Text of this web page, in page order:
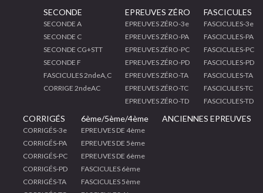
SECONDE
SECONDE A
SECONDE C
SECONDE CG+STT
SECONDE F
FASCICULES 2ndeA,C
CORRIGE 2ndeAC
EPREUVES ZÉRO
EPREUVES ZÉRO-3e
EPREUVES ZÉRO-PA
EPREUVES ZÉRO-PC
EPREUVES ZÉRO-PD
EPREUVES ZÉRO-TA
EPREUVES ZÉRO-TC
EPREUVES ZÉRO-TD
FASCICULES
FASCICULES-3e
FASCICULES-PA
FASCICULES-PC
FASCICULES-PD
FASCICULES-TA
FASCICULES-TC
FASCICULES-TD
CORRIGÉS
CORRIGÉS-3e
CORRIGÉS-PA
CORRIGÉS-PC
CORRIGÉS-PD
CORRIGÉS-TA
6ème/5ème/4ème
EPREUVES DE 4ème
EPREUVES DE 5ème
EPREUVES DE 6ème
FASCICULES 6ème
FASCICULES 5ème
ANCIENNES EPREUVES